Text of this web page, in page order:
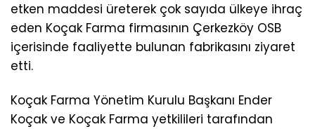
etken maddesi üreterek çok sayıda ülkeye ihraç
eden Koçak Farma firmasının Çerkezköy OSB
içerisinde faaliyette bulunan fabrikasını ziyaret
etti.
Koçak Farma Yönetim Kurulu Başkanı Ender
Koçak ve Koçak Farma yetkilileri tarafından